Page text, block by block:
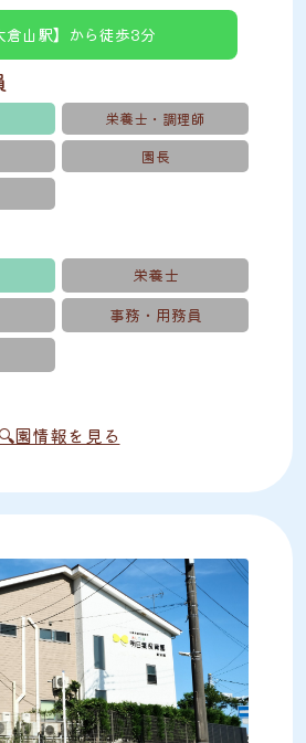
倉山駅】から徒歩3分
栄養士・調理師
園長
栄養士
事務・用務員
🔍園情報を見る